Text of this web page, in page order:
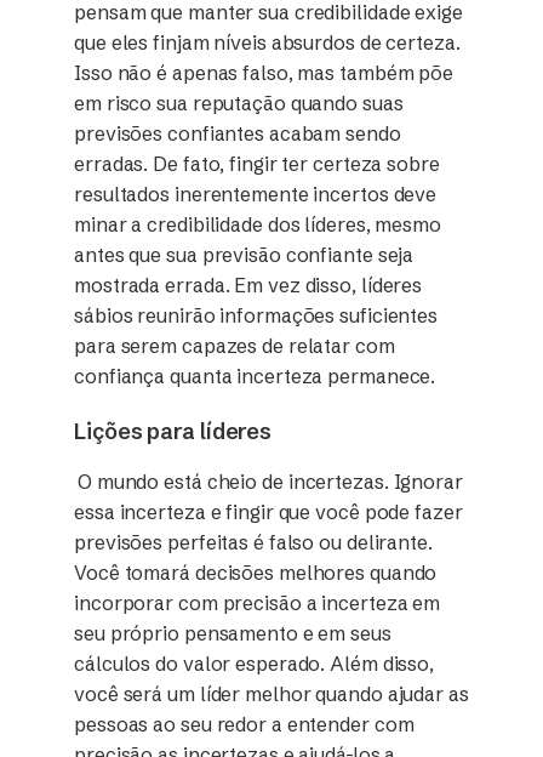
pensam que manter sua credibilidade exige
que eles finjam níveis absurdos de certeza.
Isso não é apenas falso, mas também põe
em risco sua reputação quando suas
previsões confiantes acabam sendo
erradas. De fato, fingir ter certeza sobre
resultados inerentemente incertos deve
minar a credibilidade dos líderes, mesmo
antes que sua previsão confiante seja
mostrada errada. Em vez disso, líderes
sábios reunirão informações suficientes
para serem capazes de relatar com
confiança quanta incerteza permanece.
Lições para líderes
O mundo está cheio de incertezas. Ignorar
essa incerteza e fingir que você pode fazer
previsões perfeitas é falso ou delirante.
Você tomará decisões melhores quando
incorporar com precisão a incerteza em
seu próprio pensamento e em seus
cálculos do valor esperado. Além disso,
você será um líder melhor quando ajudar as
pessoas ao seu redor a entender com